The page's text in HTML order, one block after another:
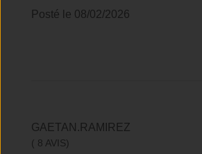
Posté le 08/02/2026
GAETAN.RAMIREZ
( 8 AVIS)